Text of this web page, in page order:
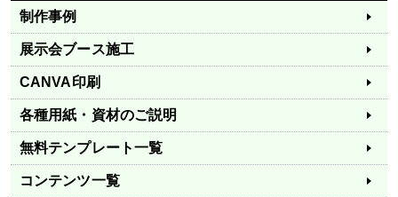
制作事例
展示会ブース施工
CANVA印刷
各種用紙・資材のご説明
無料テンプレート一覧
コンテンツ一覧